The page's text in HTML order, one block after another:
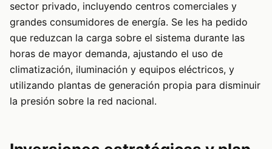
sector privado, incluyendo centros comerciales y
grandes consumidores de energía. Se les ha pedido
que reduzcan la carga sobre el sistema durante las
horas de mayor demanda, ajustando el uso de
climatización, iluminación y equipos eléctricos, y
utilizando plantas de generación propia para disminuir
la presión sobre la red nacional.